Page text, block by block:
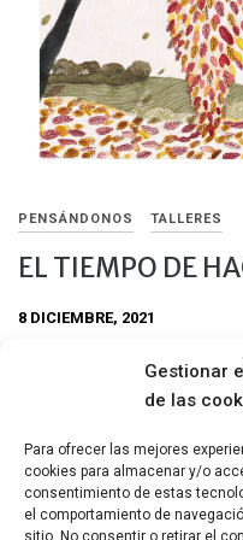
Gestionar
de las
Para ofrecer las mejores
cookies para almacenar y/o
consentimiento de estas
el comportamiento de
sitio. No consentir o retirar el
PENSÁNDONOS TALLERES
EL TIEMPO DE
8 DICIEMBRE, 2021
Acercarse a la recta final
ciclo que, como todos,
ya no hace falta; un gran
Compartir